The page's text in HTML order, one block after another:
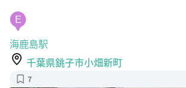
海鹿島駅
千葉県銚子市小畑新町
7